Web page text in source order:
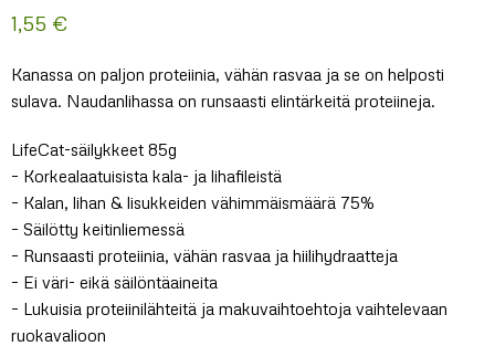
1,55 €
Kanassa on paljon proteiinia, vähän rasvaa ja se on helposti
sulava. Naudanlihassa on runsaasti elintärkeitä proteiineja.
LifeCat-säilykkeet 85g
– Korkealaatuisista kala- ja lihafileistä
– Kalan, lihan & lisukkeiden vähimmäismäärä 75%
– Säilötty keitinliemessä
– Runsaasti proteiinia, vähän rasvaa ja hiilihydraatteja
– Ei väri- eikä säilöntäaineita
– Lukuisia proteiinilähteitä ja makuvaihtoehtoja vaihtelevaan
ruokavalioon